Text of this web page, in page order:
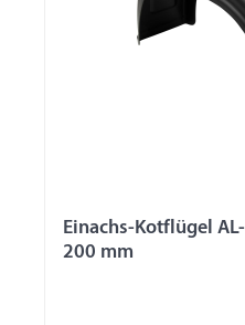
Einachs-Kotflügel
200 mm